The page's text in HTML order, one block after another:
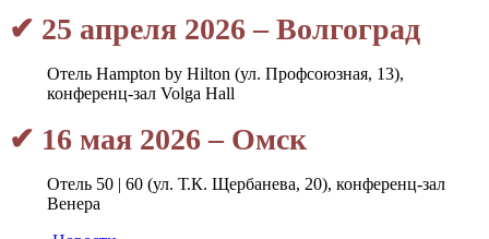
✔ 25 апреля 2026 – Волгоград
Отель Hampton by Hilton (ул. Профсоюзная, 13),
конференц-зал Volga Hall
✔ 16 мая 2026 – Омск
Отель 50 | 60 (ул. Т.К. Щербанева, 20), конференц-зал
Венера